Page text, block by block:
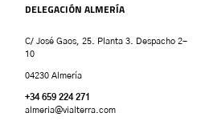
DELEGACIÓN ALMERÍA
C/ José Gaos, 25. Planta 3. Despacho 2-
10
04230 Almería
+34 659 224 271
almeria@vialterra.com